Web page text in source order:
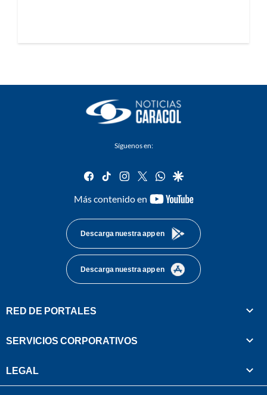
Síguenos en:
facebook
tiktok instagram
twitterwhatsapp
google
Más contenido en
youtube-
Descarga nuestra app en
Descarga nuestra app en
RED DE PORTALES
SERVICIOS CORPORATIVOS
LEGAL